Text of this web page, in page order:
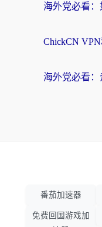
番茄加速器
免费回国游戏加